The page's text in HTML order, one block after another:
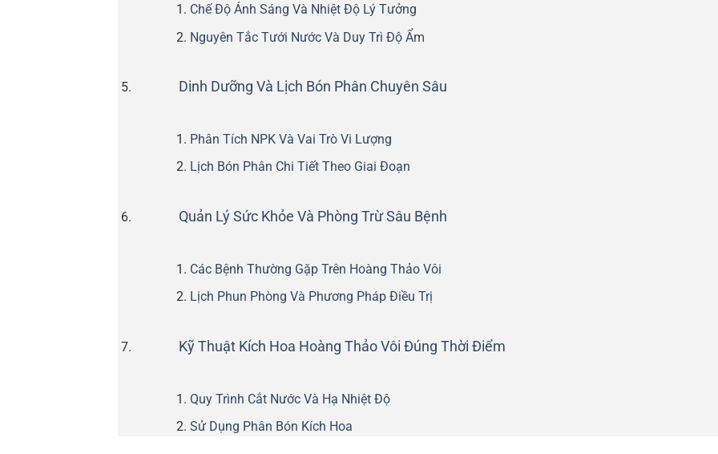
Chế Độ Ánh Sáng Và Nhiệt Độ Lý Tưởng
Nguyên Tắc Tưới Nước Và Duy Trì Độ Ẩm
Dinh Dưỡng Và Lịch Bón Phân Chuyên Sâu
Phân Tích NPK Và Vai Trò Vi Lượng
Lịch Bón Phân Chi Tiết Theo Giai Đoạn
Quản Lý Sức Khỏe Và Phòng Trừ Sâu Bệnh
Các Bệnh Thường Gặp Trên Hoàng Thảo Vôi
Lịch Phun Phòng Và Phương Pháp Điều Trị
Kỹ Thuật Kích Hoa Hoàng Thảo Vôi Đúng Thời Điểm
Quy Trình Cắt Nước Và Hạ Nhiệt Độ
Sử Dụng Phân Bón Kích Hoa